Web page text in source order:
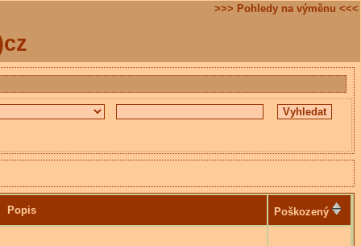
>>> Pohledy na výměnu <<<
Popis Poškozený